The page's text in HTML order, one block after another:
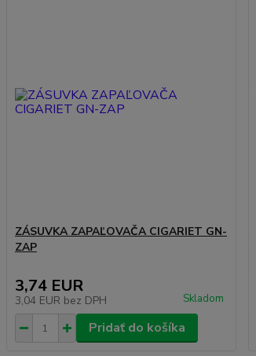
ZÁSUVKA ZAPAĽOVAČA CIGARIET GN-
ZAP
3,74 EUR
3,04 EUR bez DPH Skladom
Pridať do košíka